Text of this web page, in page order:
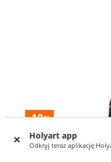
Holyart app
Odkryj teraz aplikację
-10%
Archanioł Gabriel